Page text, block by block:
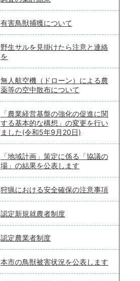
有害鳥獣捕獲について
野生サルを見掛けたら注意と連絡
を
無人航空機（ドローン）による農
薬等の空中散布について
「農業経営基盤の強化の促進に関
する基本的な構想」の変更を行い
ました(令和5年9月20日)
「地域計画」策定に係る「協議の
場」の結果を公表します
狩猟における安全確保の注意事項
認定新規就農者制度
認定農業者制度
本市の鳥獣被害状況を公表します